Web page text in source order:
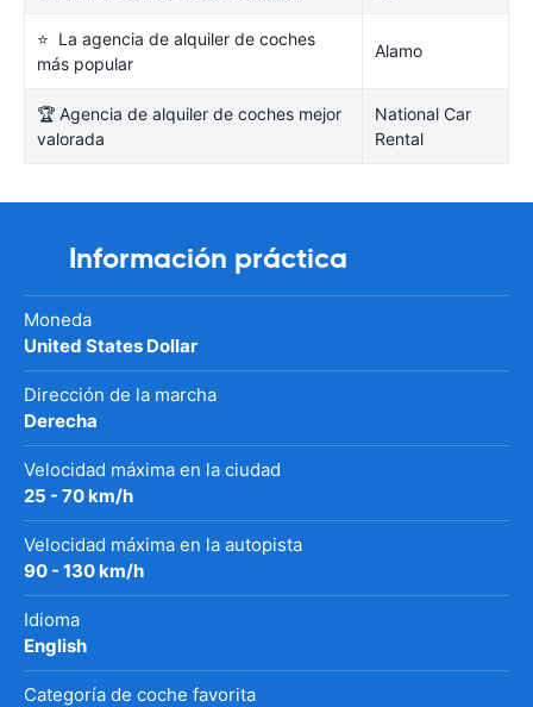
⭐ La agencia de alquiler de coches
más popular
Alamo
🏆 Agencia de alquiler de coches mejor
valorada
National Car
Rental
Información práctica
Moneda
United States Dollar
Dirección de la marcha
Derecha
Velocidad máxima en la ciudad
25 - 70 km/h
Velocidad máxima en la autopista
90 - 130 km/h
Idioma
English
Categoría de coche favorita